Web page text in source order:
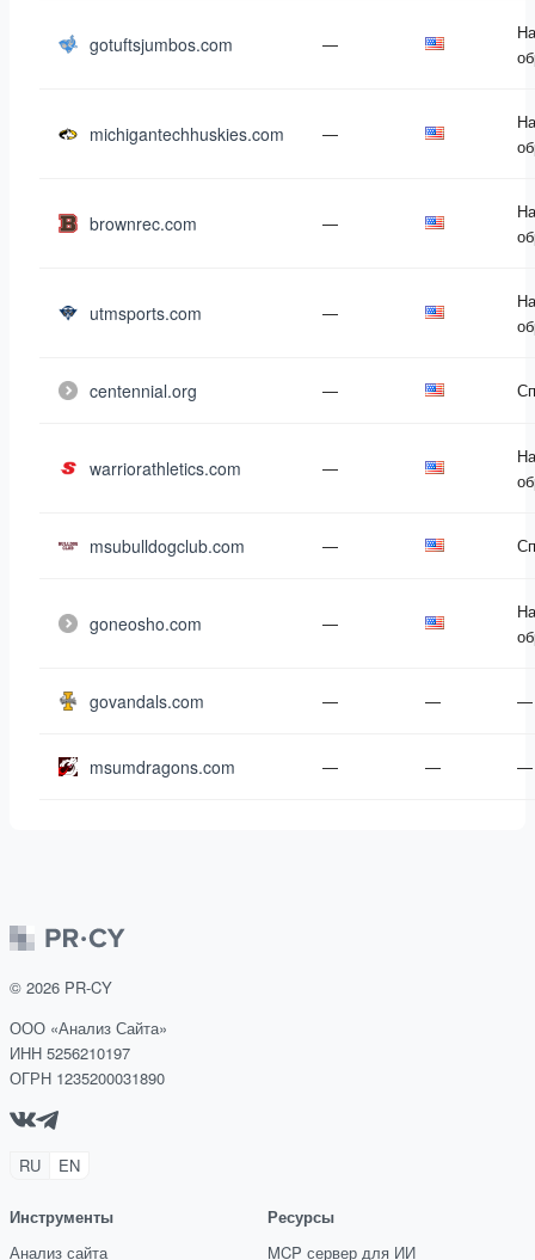
gotuftsjumbos.com —
michigantechhuskies.com —
brownrec.com —
utmsports.com —
centennial.org —
warriorathletics.com —
msubulldogclub.com —
goneosho.com —
govandals.com — — —
msumdragons.com — — —
© 2026 PR-CY
ООО «Анализ Сайта»
ИНН 5256210197
ОГРН 1235200031890
RU EN
Инструменты
Анализ сайта
Ресурсы
MCP сервер для ИИ